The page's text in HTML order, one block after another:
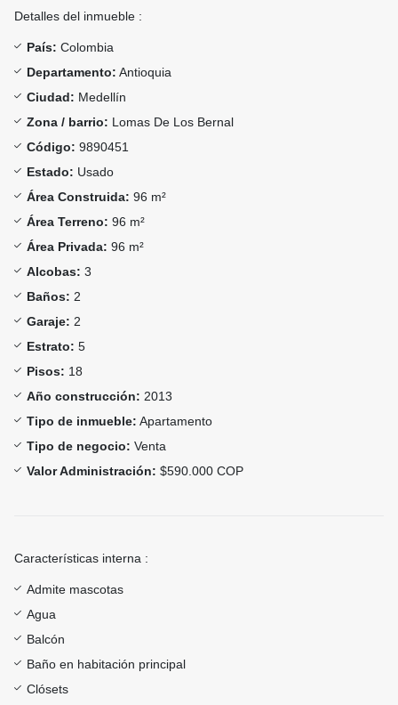
Detalles del inmueble :
País: Colombia
Departamento: Antioquia
Ciudad: Medellín
Zona / barrio: Lomas De Los Bernal
Código: 9890451
Estado: Usado
Área Construida: 96 m²
Área Terreno: 96 m²
Área Privada: 96 m²
Alcobas: 3
Baños: 2
Garaje: 2
Estrato: 5
Pisos: 18
Año construcción: 2013
Tipo de inmueble: Apartamento
Tipo de negocio: Venta
Valor Administración: $590.000 COP
Características interna :
Admite mascotas
Agua
Balcón
Baño en habitación principal
Clósets